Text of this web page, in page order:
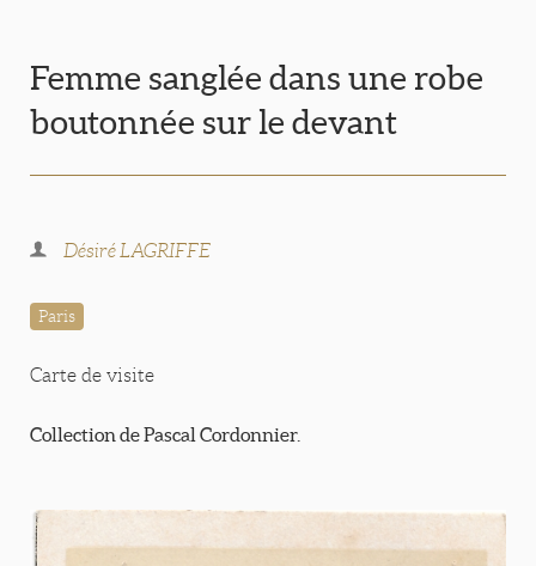
Femme sanglée dans une robe
boutonnée sur le devant
Désiré LAGRIFFE
Paris
Carte de visite
Collection de Pascal Cordonnier.